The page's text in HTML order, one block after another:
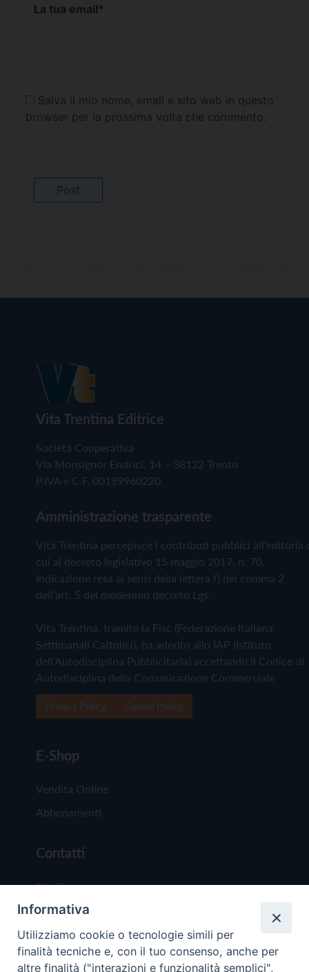
La tua email*
Salva il mio nome, email e sito web in questo
browser per la prossima volta che commento.
Vita Trentina Editrice
Società Cooperativa
Via Monsignor Endrici, 14 – 38122 Trento
P.IVA e C.F. 00199960220
Amministrazione trasparente
Vita Trentina percepisce i contributi pubblici all'editoria
cui al decreto legislativo 15 maggio 2017, n. 70.
Indicazione resa ai sensi della lettera f) del comma 2
dell'art. 5 del medesimo decreto Lgs.
Vita Trentina, tramite la Fisc (Federazione Italiana
Settimanali Cattolici), ha aderito allo IAP (Istituto
dell'Autodisciplina Pubblicitaria) accettando il Codice di
Autodisciplina della Comunicazione Commerciale
E-Shop
Vendita Online
Abbonamenti
Contatti
Chi Siamo
Redazione
Scrivici
Informativa
Utilizziamo cookie o tecnologie simili per
finalità tecniche e, con il tuo consenso, anche per
altre finalità ("interazioni e funzionalità semplici",